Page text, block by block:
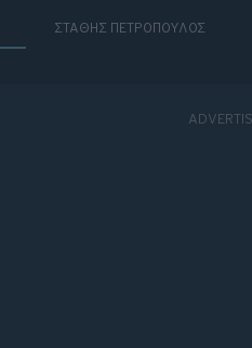
ΣΤΑΘΗΣ ΠΕΤΡΟΠΟΥΛΟΣ